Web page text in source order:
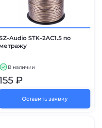
Audio STK-2AC1.5 по
метражу
В наличии
₽
Оставить заявку